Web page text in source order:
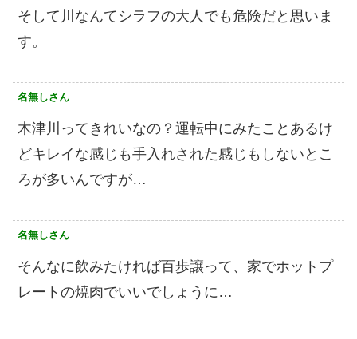
そして川なんてシラフの大人でも危険だと思いま
す。
名無しさん
木津川ってきれいなの？運転中にみたことあるけ
どキレイな感じも手入れされた感じもしないとこ
ろが多いんですが…
名無しさん
そんなに飲みたければ百歩譲って、家でホットプ
レートの焼肉でいいでしょうに…